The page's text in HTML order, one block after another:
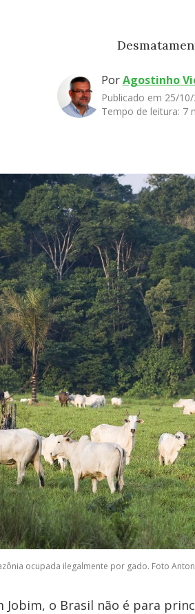
PorAgostinho
Publicado em 25/
Tempo de leitura: 7
ocupada ilegalmente por gado. Foto
Jobim, o Brasil não é para